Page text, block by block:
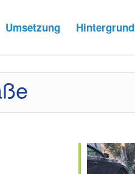
Umsetzung Hintergrund